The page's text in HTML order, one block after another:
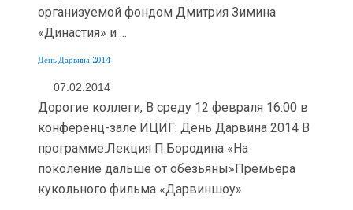
организуемой фондом Дмитрия Зимина
«Династия» и ...
День Дарвина 2014
07.02.2014
Дорогие коллеги, В среду 12 февраля 16:00 в
конференц-зале ИЦИГ: День Дарвина 2014 В
программе:Лекция П.Бородина «На
поколение дальше от обезьяны»Премьера
кукольного фильма «Дарвиншоу»